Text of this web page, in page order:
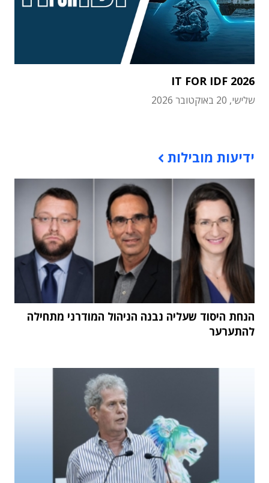
IT FOR IDF 2026
שלישי, 20 באוקטובר 2026
ידיעות מובילות
הנחת היסוד שעליה נבנה הניהול המודרני מתחילה
להתערער